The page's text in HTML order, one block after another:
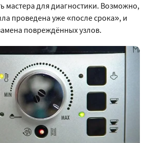
мастера для диагностики. Возможно,
проведена уже «после срока», и
повреждённых узлов.